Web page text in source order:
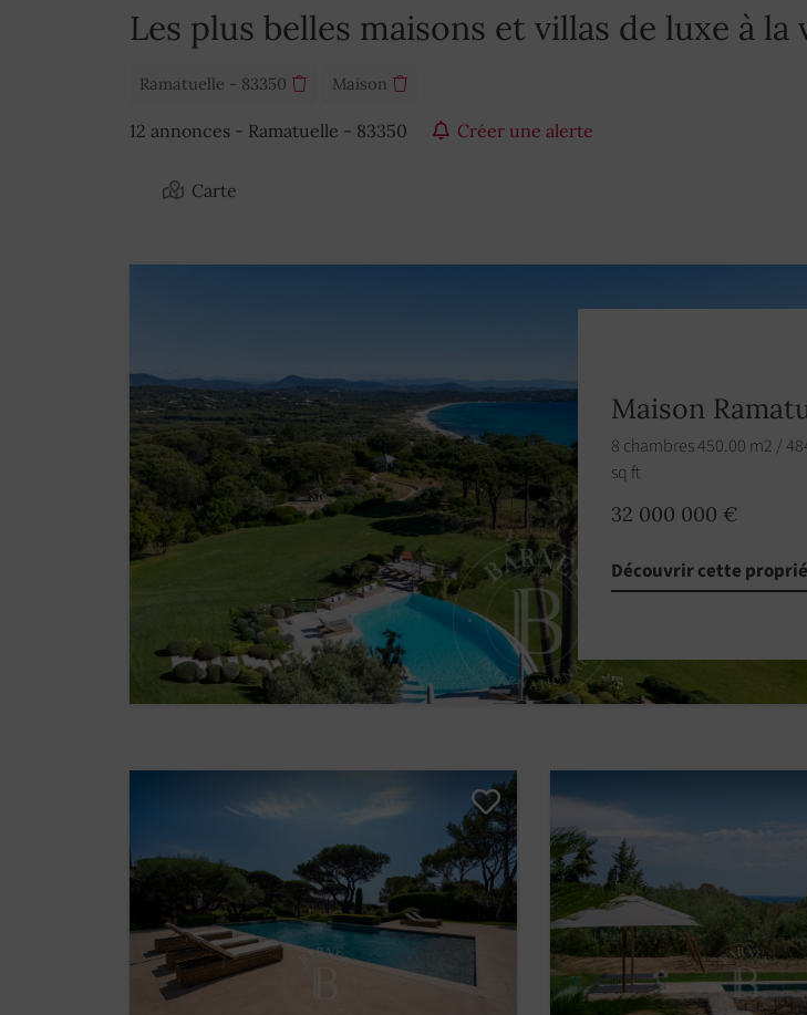
Les plus belles maisons et villas de luxe à la
Ramatuelle - 83350 Maison
12 annonces - Ramatuelle - 83350 Créer une alerte
Carte
Maison
8 chambres 450.00 m2 /
sq ft
32 000 000 €
Découvrir cette